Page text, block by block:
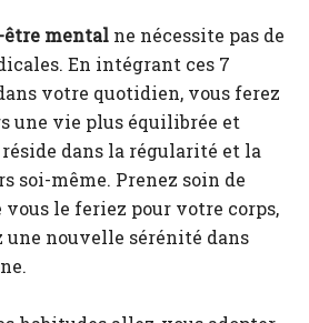
être mental ne nécessite pas de
En intégrant ces 7
votre quotidien, vous ferez
une vie plus équilibrée et
dans la régularité et la
soi-même. Prenez soin de
le feriez pour votre corps,
une nouvelle sérénité dans